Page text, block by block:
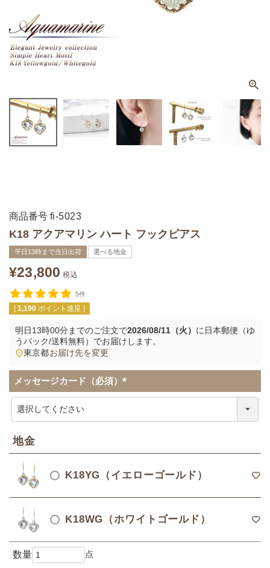
商品番号 fi-5023
K18 アクアマリン ハート フックピアス
平日13時まで当日出荷 選べる地金
¥23,800 税込
5件
[ 1,190 ポイント進呈 ]
明日13時00分までのご注文で2026/08/11（火） に 日本郵便（ゆ
うパック/送料無料） でお届けします。
東京都お届け先を変更
メッセージカード（必須）
(
地金
K18YG（イエローゴールド）
K18WG（ホワイトゴールド）